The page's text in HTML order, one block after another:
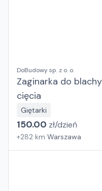
DoBudowy sp. z o. o.
Zaginarka do
cięcia
Giętarki
150.00 zł/dzień
+282 km Warszawa